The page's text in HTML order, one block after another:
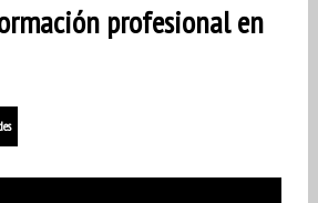
profesional en